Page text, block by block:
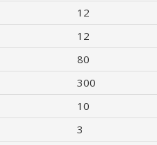
12
12
80
300
10
3